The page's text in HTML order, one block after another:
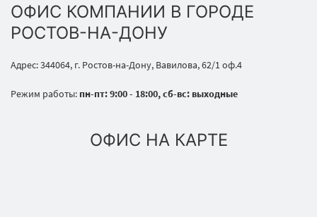
ОФИС КОМПАНИИ В ГОРОДЕ
РОСТОВ-НА-ДОНУ
Адрес: 344064, г. Ростов-на-Дону, Вавилова, 62/1 оф.4
Режим работы: пн-пт: 9:00 - 18:00, сб-вс: выходные
ОФИС НА КАРТЕ